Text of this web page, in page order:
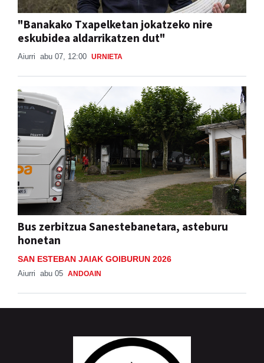
"Banakako Txapelketan jokatzeko nire
eskubidea aldarrikatzen dut"
Aiurri abu 07, 12:00 URNIETA
Bus zerbitzua Sanestebanetara, asteburu
honetan
SAN ESTEBAN JAIAK GOIBURUN 2026
Aiurri abu 05 ANDOAIN